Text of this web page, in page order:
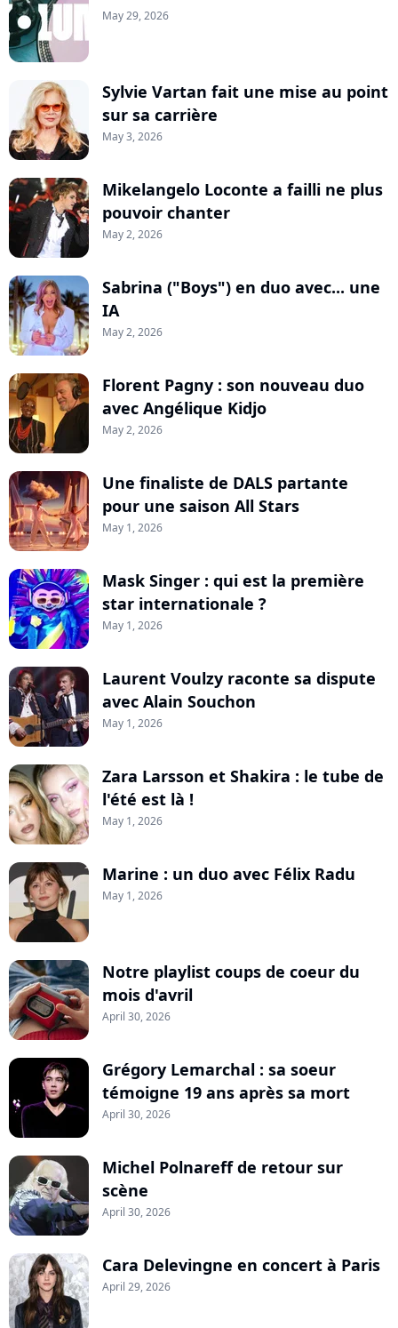
May 29, 2026
Sylvie Vartan fait une mise au point
sur sa carrière
May 3, 2026
Mikelangelo Loconte a failli ne plus
pouvoir chanter
May 2, 2026
Sabrina ("Boys") en duo avec... une
IA
May 2, 2026
Florent Pagny : son nouveau duo
avec Angélique Kidjo
May 2, 2026
Une finaliste de DALS partante
pour une saison All Stars
May 1, 2026
Mask Singer : qui est la première
star internationale ?
May 1, 2026
Laurent Voulzy raconte sa dispute
avec Alain Souchon
May 1, 2026
Zara Larsson et Shakira : le tube de
l'été est là !
May 1, 2026
Marine : un duo avec Félix Radu
May 1, 2026
Notre playlist coups de coeur du
mois d'avril
April 30, 2026
Grégory Lemarchal : sa soeur
témoigne 19 ans après sa mort
April 30, 2026
Michel Polnareff de retour sur
scène
April 30, 2026
Cara Delevingne en concert à Paris
April 29, 2026